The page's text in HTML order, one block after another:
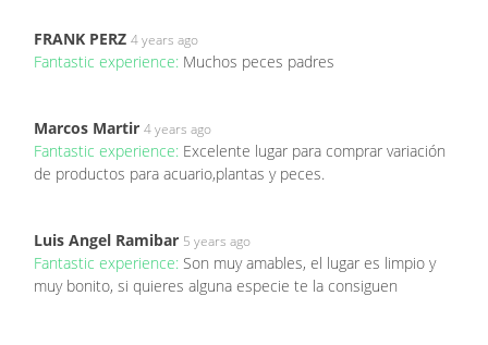
FRANK PERZ 4 years ago
Fantastic experience: Muchos peces padres
Marcos Martir 4 years ago
Fantastic experience: Excelente lugar para comprar variación
de productos para acuario,plantas y peces.
Luis Angel Ramibar 5 years ago
Fantastic experience: Son muy amables, el lugar es limpio y
muy bonito, si quieres alguna especie te la consiguen